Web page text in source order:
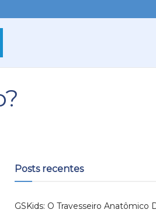
Posts recentes
GSKids: O Travesseiro Anatômico